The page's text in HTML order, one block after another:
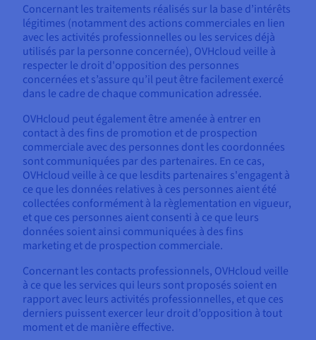
Concernant les traitements réalisés sur la base d’intérêts
légitimes (notamment des actions commerciales en lien
avec les activités professionnelles ou les services déjà
utilisés par la personne concernée), OVHcloud veille à
respecter le droit d'opposition des personnes
concernées et s’assure qu’il peut être facilement exercé
dans le cadre de chaque communication adressée.
OVHcloud peut également être amenée à entrer en
contact à des fins de promotion et de prospection
commerciale avec des personnes dont les coordonnées
sont communiquées par des partenaires. En ce cas,
OVHcloud veille à ce que lesdits partenaires s'engagent à
ce que les données relatives à ces personnes aient été
collectées conformément à la règlementation en vigueur,
et que ces personnes aient consenti à ce que leurs
données soient ainsi communiquées à des fins
marketing et de prospection commerciale.
Concernant les contacts professionnels, OVHcloud veille
à ce que les services qui leurs sont proposés soient en
rapport avec leurs activités professionnelles, et que ces
derniers puissent exercer leur droit d’opposition à tout
moment et de manière effective.